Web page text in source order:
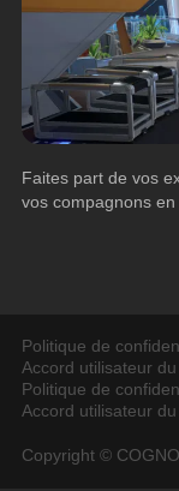
Faites part de vos
vos compagnons
Politique de
Accord utilisateur
Politique de
Accord utilisateur
Copyright ©